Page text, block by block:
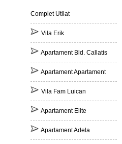
Complet Utilat
Vila Erik
Apartament Bld. Callatis
Apartament Apartament
Vila Fam Luican
Apartament Elite
Apartament Adela